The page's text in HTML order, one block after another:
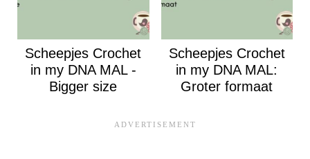
Scheepjes Crochet
in my DNA MAL -
Bigger size
Scheepjes Crochet
in my DNA MAL:
Groter formaat